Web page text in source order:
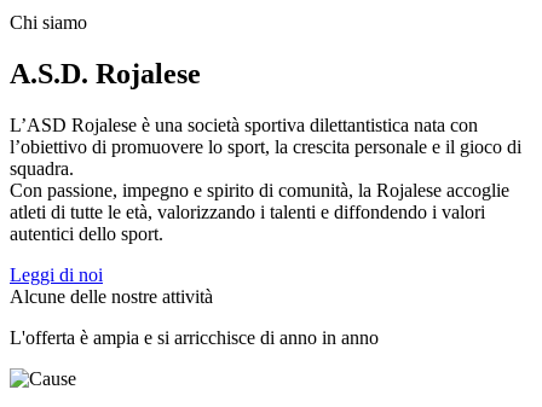
Chi siamo
A.S.D. Rojalese
L’ASD Rojalese è una società sportiva dilettantistica nata con
l’obiettivo di promuovere lo sport, la crescita personale e il gioco di
squadra.
Con passione, impegno e spirito di comunità, la Rojalese accoglie
atleti di tutte le età, valorizzando i talenti e diffondendo i valori
autentici dello sport.
Leggi di noi
Alcune delle nostre attività
L'offerta è ampia e si arricchisce di anno in anno